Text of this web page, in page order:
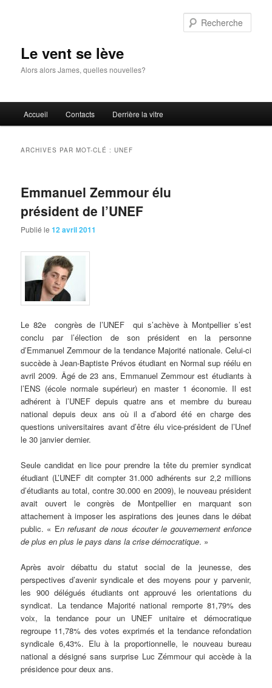
Le vent se lève
Alors alors James, quelles nouvelles?
principal
Accueil Contacts Derrière la vitre
ARCHIVES PAR MOT-CLÉ :UNEF
Emmanuel Zemmour élu
président de l’UNEF
Publié le12 avril 2011
Le82e congrès de l’UNEF qui s’achève à Montpellier s’est
conclu par l’élection de son président en la personne
d’Emmanuel Zemmour de la tendance Majorité nationale. Celui-ci
succède à Jean-Baptiste Prévos étudiant en Normal sup réélu en
avril 2009. Âgé de 23 ans, Emmanuel Zemmour est étudiants à
l’ENS (école normale supérieur) en master 1 économie. Il est
adhérent à l’UNEF depuis quatre ans et membre du bureau
national depuis deux ans où il a d’abord été en charge des
questions universitaires avant d’être élu vice-président de l’Unef
le 30 janvier dernier.
Seule candidat en lice pour prendre la tête du premier syndicat
étudiant (L’UNEF dit compter 31.000 adhérents sur 2,2 millions
d’étudiants au total, contre 30.000 en 2009), le nouveau président
avait ouvert le congrès de Montpellier en marquant son
attachement à imposer les aspirations des jeunes dans le débat
public. « En refusant de nous écouter le gouvernement enfonce
de plus en plus le pays dans la crise démocratique. »
Après avoir débattu du statut social de la jeunesse, des
perspectives d’avenir syndicale et des moyens pour y parvenir,
les 900 délégués étudiants ont approuvé les orientations du
syndicat. La tendance Majorité national remporte 81,79% des
voix, la tendance pour un UNEF unitaire et démocratique
regroupe 11,78% des votes exprimés et la tendance refondation
syndicale 6,43%. Elu à la proportionnelle, le nouveau bureau
national a désigné sans surprise Luc Zémmour qui accède à la
présidence pour deux ans.